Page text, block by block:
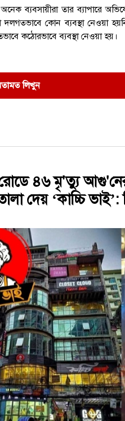
ব্যবসায়ীরা তার ব্যাপারে
দলগতভাবে কোন ব্যবস্থা নেওয়া
কঠোরভাবে ব্যবস্থা নেওয়া হয়।
লিখুন
৪৬ মৃ'ত্যু
দেয় ‘কাচ্চি